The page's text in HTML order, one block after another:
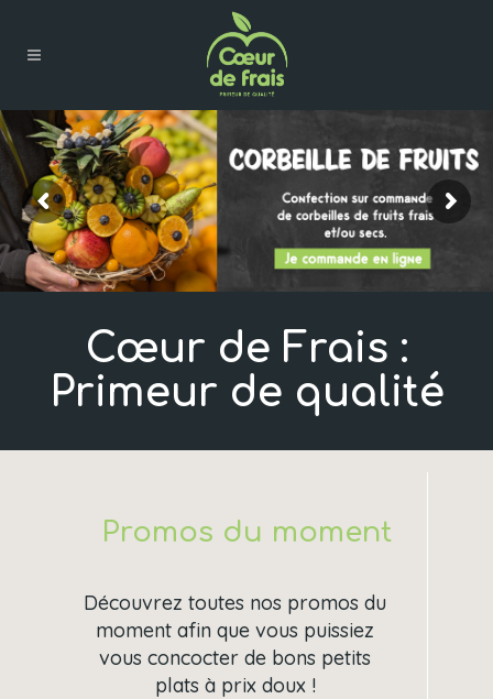
Cœur de Frais :
Primeur de qualité
Promos du moment
Découvrez toutes nos promos du
moment afin que vous puissiez
vous concocter de bons petits
plats à prix doux !